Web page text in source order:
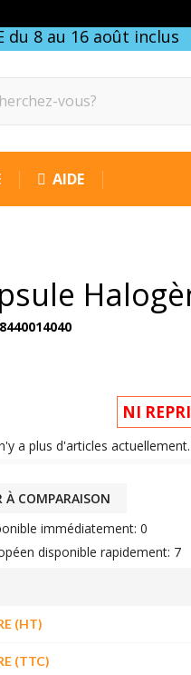
du 8 au 16 août inclus
AIDE
NI
a plus d'articles
À COMPARAISON
immédiatement: 0
disponible rapidement: 7
(HT)
(TTC)